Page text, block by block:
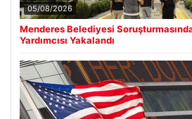
05/08/2026
Menderes Belediyesi
Yardımcısı Yakalandı